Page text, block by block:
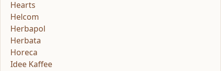
Hearts
Helcom
Herbapol
Herbata
Horeca
Idee Kaffee